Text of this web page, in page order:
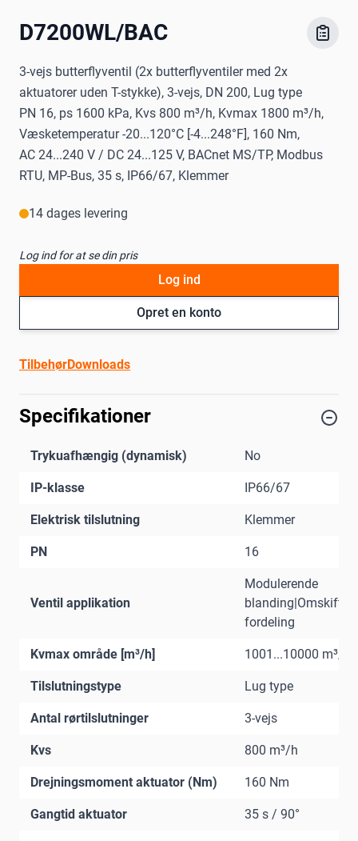
D7200WL/BAC
3-vejs butterflyventil (2x butterflyventiler med 2x
aktuatorer uden T-stykke), 3-vejs, DN 200, Lug type
PN 16, ps 1600 kPa, Kvs 800 m³/h, Kvmax 1800 m³/h,
Væsketemperatur -20...120°C [-4...248°F], 160 Nm,
AC 24...240 V / DC 24...125 V, BACnet MS/TP, Modbus
RTU, MP-Bus, 35 s, IP66/67, Klemmer
14 dages levering
Log ind for at se din pris
Opret en konto
Log ind
TilbehørDownloads
Specifikationer
Trykuafhængig (dynamisk) No
IP-klasse IP66/67
Elektrisk tilslutning Klemmer
PN 16
Ventil applikation
Modulerende
fordeling
Kvmax område [m³/h] 1001...10000 m³/h
Tilslutningstype Lug type
Antal rørtilslutninger 3-vejs
Kvs 800 m³/h
Drejningsmoment aktuator (Nm) 160 Nm
Gangtid aktuator 35 s / 90°